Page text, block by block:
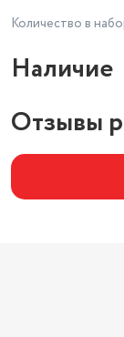
Количество в
Наличие
Отзывы